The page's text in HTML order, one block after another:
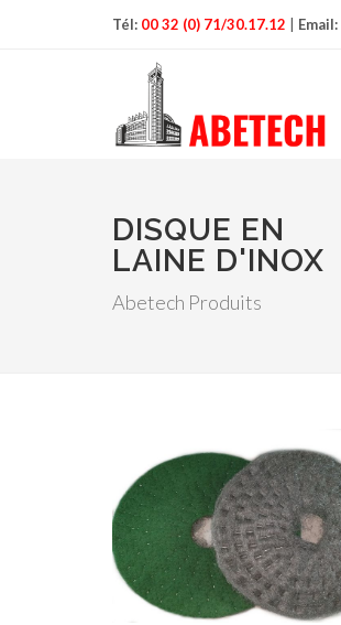
Tél: 00 32 (0) 71/30.17.12 Email:
DISQUE EN
LAINE D'INOX
Abetech Produits